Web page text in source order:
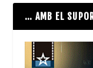
… AMB EL